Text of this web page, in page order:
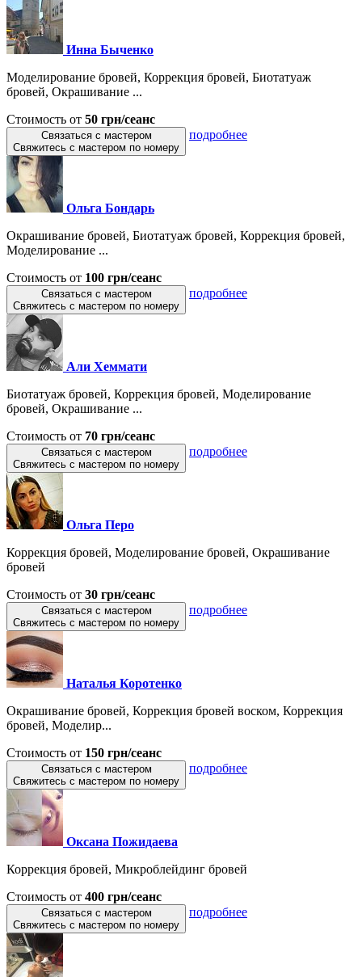
Инна Быченко
Моделирование бровей, Коррекция бровей, Биотатуаж
бровей, Окрашивание ...
Стоимость от 50 грн/сеанс
Связаться с мастером
Свяжитесь с мастером по номеру
подробнее
Ольга Бондарь
Окрашивание бровей, Биотатуаж бровей, Коррекция бровей,
Моделирование ...
Стоимость от 100 грн/сеанс
Связаться с мастером
Свяжитесь с мастером по номеру
подробнее
Али Хеммати
Биотатуаж бровей, Коррекция бровей, Моделирование
бровей, Окрашивание ...
Стоимость от 70 грн/сеанс
Связаться с мастером
Свяжитесь с мастером по номеру
подробнее
Ольга Пeро
Коррекция бровей, Моделирование бровей, Окрашивание
бровей
Стоимость от 30 грн/сеанс
Связаться с мастером
Свяжитесь с мастером по номеру
подробнее
Наталья Коротенко
Окрашивание бровей, Коррекция бровей воском, Коррекция
бровей, Моделир...
Стоимость от 150 грн/сеанс
Связаться с мастером
Свяжитесь с мастером по номеру
подробнее
Оксана Пожидаева
Коррекция бровей, Микроблейдинг бровей
Стоимость от 400 грн/сеанс
Связаться с мастером
Свяжитесь с мастером по номеру
подробнее